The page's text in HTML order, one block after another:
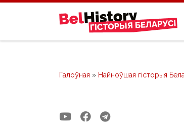
Skip to content
Галоўная » Найноўшая гісторыя